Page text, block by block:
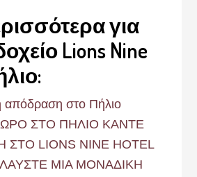
για
Lions Nine
απόδραση στο Πήλιο
ΣΤΟ ΠΗΛΙΟ ΚΑΝΤΕ
ΣΤΟ LIONS NINE HOTEL
ΜΙΑ ΜΟΝΑΔΙΚΗ